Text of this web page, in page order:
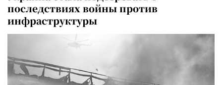
последствиях войны против
инфраструктуры